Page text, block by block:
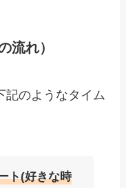
流れ）
記のようなタイム
ト(好きな時